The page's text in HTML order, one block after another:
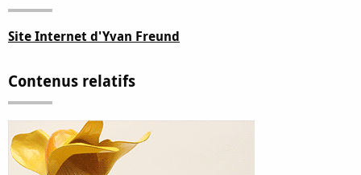
Site Internet d'Yvan Freund
Contenus relatifs